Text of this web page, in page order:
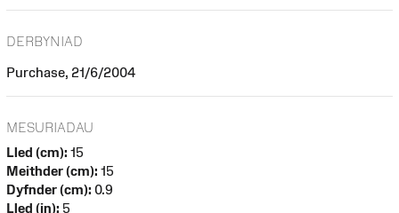
DERBYNIAD
Purchase, 21/6/2004
MESURIADAU
Lled (cm): 15
Meithder (cm): 15
Dyfnder (cm): 0.9
Lled (in): 5